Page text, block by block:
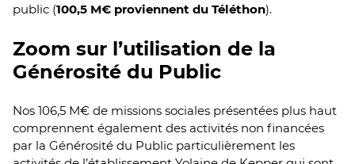
public (100,5 M€ proviennent du Téléthon).
Zoom sur l’utilisation de la
Générosité du Public
Nos 106,5 M€ de missions sociales présentées plus haut
comprennent également des activités non financées
par la Générosité du Public particulièrement les